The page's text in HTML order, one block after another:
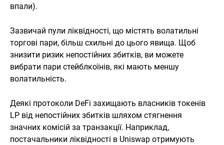
впали).
Зазвичай пули ліквідності, що містять волатильні
торгові пари, більш схильні до цього явища. Щоб
знизити ризик непостійних збитків, ви можете
вибрати пари стейблкоїнів, які мають меншу
волатильність.
Деякі протоколи DeFi захищають власників токенів
LP від непостійних збитків шляхом стягнення
значних комісій за транзакції. Наприклад,
постачальники ліквідності в Uniswap отримують